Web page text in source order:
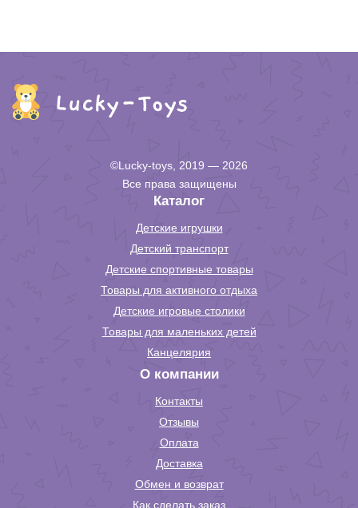
©Lucky-toys, 2019 — 2026
Все права защищены
Каталог
Детские игрушки
Детский транспорт
Детские спортивные товары
Товары для активного отдыха
Детские игровые столики
Товары для маленьких детей
Канцелярия
О компании
Контакты
Отзывы
Оплата
Доставка
Обмен и возврат
Как сделать заказ